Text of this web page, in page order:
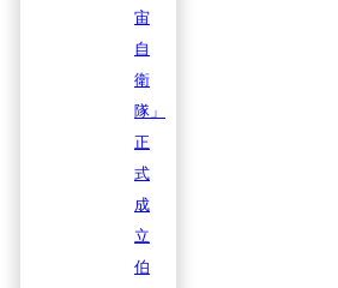
宙
自
衛
隊」
正
式
成
立
伯